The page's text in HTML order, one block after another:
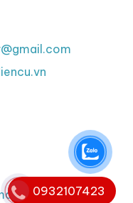
phát điện 3 pha
0932107423